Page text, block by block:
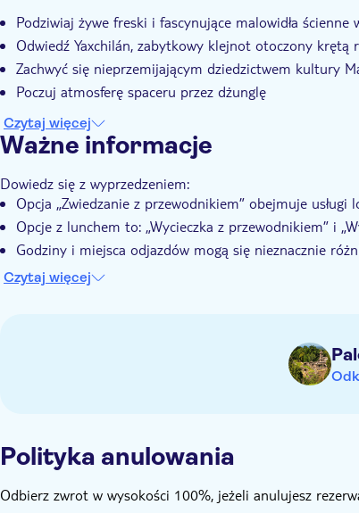
E-Voucher
Odbiór z hotelu Transport w
Podziwiaj żywe freski i fascynujące malowidła ścienne
Odwiedź Yaxchilán, zabytkowy klejnot otoczony krętą
Zachwyć się nieprzemijającym dziedzictwem kultury
Poczuj atmosferę spaceru przez dżunglę
Czytaj więcej
Ważne informacje
Dowiedz się z wyprzedzeniem:
Opcja „Zwiedzanie z przewodnikiem” obejmuje
Opcje z lunchem to: „Wycieczka z przewodnikiem” i
Godziny i miejsca odjazdów mogą się nieznacznie
operatora
Czytaj więcej
Polityka anulowania
Odbierz zwrot w wysokości 100%, jeżeli anulujesz